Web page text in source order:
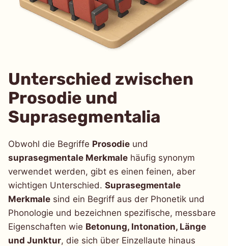
Unterschied zwischen
Prosodie und
Suprasegmentalia
Obwohl die Begriffe Prosodie und
suprasegmentale Merkmale häufig synonym
verwendet werden, gibt es einen feinen, aber
wichtigen Unterschied. Suprasegmentale
Merkmale sind ein Begriff aus der Phonetik und
Phonologie und bezeichnen spezifische, messbare
Eigenschaften wie Betonung, Intonation, Länge
und Junktur, die sich über Einzellaute hinaus